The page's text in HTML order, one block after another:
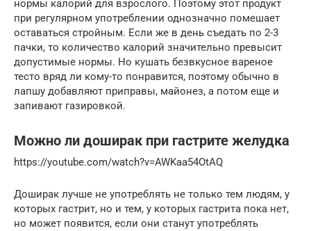
нормы калорий для взрослого. Поэтому этот продукт
при регулярном употреблении однозначно помешает
оставаться стройным. Если же в день съедать по 2-3
пачки, то количество калорий значительно превысит
допустимые нормы. Но кушать безвкусное вареное
тесто вряд ли кому-то понравится, поэтому обычно в
лапшу добавляют приправы, майонез, а потом еще и
запивают газировкой.
Можно ли доширак при гастрите желудка
https://youtube.com/watch?v=AWKaa54OtAQ
Доширак лучше не употреблять не только тем людям, у
которых гастрит, но и тем, у которых гастрита пока нет,
но может появится, если они станут употреблять